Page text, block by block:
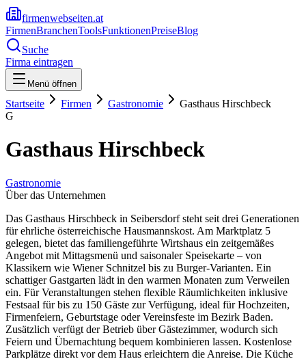
firmenwebseiten.at
FirmenBranchenToolsFunktionenPreiseBlog
Suche
Firma eintragen
Menü öffnen
Startseite Firmen Gastronomie
Gasthaus Hirschbeck
G
Gasthaus Hirschbeck
Gastronomie
Über das Unternehmen
Das Gasthaus Hirschbeck in Seibersdorf steht seit drei Generationen
für ehrliche österreichische Hausmannskost. Am Marktplatz 5
gelegen, bietet das familiengeführte Wirtshaus ein zeitgemäßes
Angebot mit Mittagsmenü und saisonaler Speisekarte – von
Klassikern wie Wiener Schnitzel bis zu Burger-Varianten. Ein
schattiger Gastgarten lädt in den warmen Monaten zum Verweilen
ein. Für Veranstaltungen stehen flexible Räumlichkeiten inklusive
Festsaal für bis zu 150 Gäste zur Verfügung, ideal für Hochzeiten,
Firmenfeiern, Geburtstage oder Vereinsfeste im Bezirk Baden.
Zusätzlich verfügt der Betrieb über Gästezimmer, wodurch sich
Feiern und Übernachtung bequem kombinieren lassen. Kostenlose
Parkplätze direkt vor dem Haus erleichtern die Anreise. Die Küche